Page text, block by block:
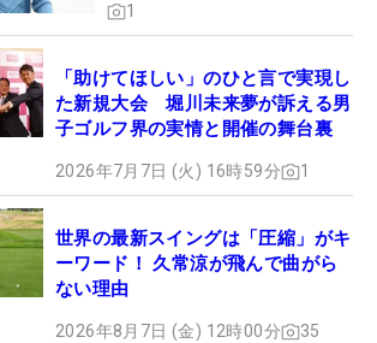
1
「助けてほしい」のひと言で実現し
た新規大会 堀川未来夢が訴える男
子ゴルフ界の実情と開催の舞台裏
2026年7月7日 (火) 16時59分 1
世界の最新スイングは「圧縮」がキ
ーワード！ 久常涼が飛んで曲がら
ない理由
2026年8月7日 (金) 12時00分 35